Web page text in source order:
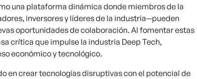
una plataforma dinámica donde miembros de la
inversores y líderes de la industria—pueden
oportunidades de colaboración. Al fomentar estas
crítica que impulse la industria Deep Tech,
económico y tecnológico.
en crear tecnologías disruptivas con el potencial de